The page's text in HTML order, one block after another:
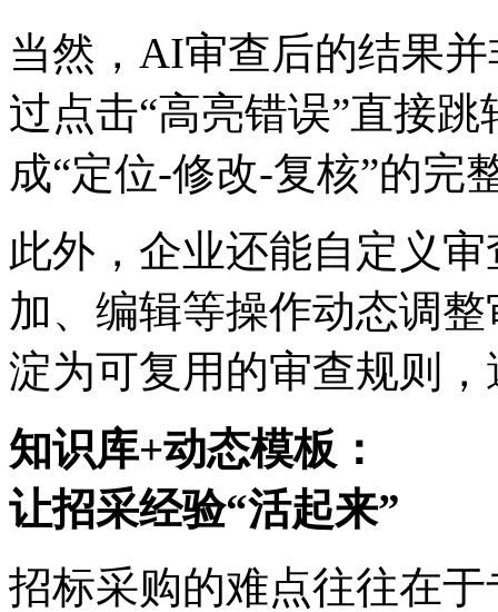
当然，AI审查后的结
过点击“高亮错误”直接跳
成“定位-修改-复核”的完
此外，企业还能自定义审
加、编辑等操作动态调
淀为可复用的审查规则
知识库+动态模板：
让招采经验“活起来”
招标采购的难点往往在